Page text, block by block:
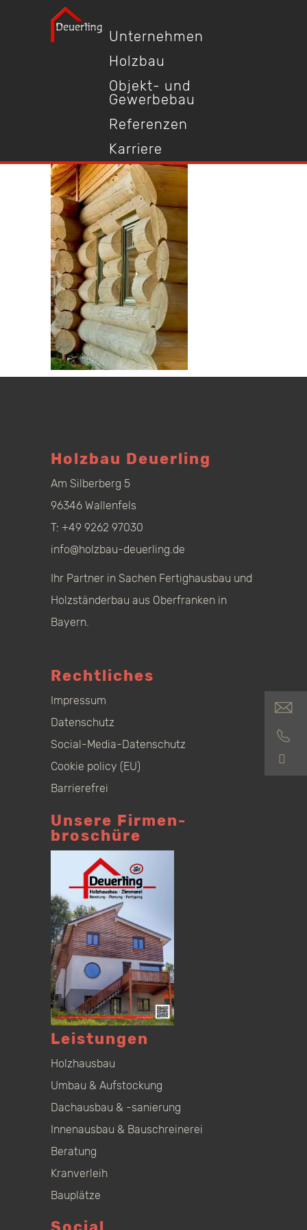
Unternehmen
Holzbau
Objekt- und
Gewerbebau
Referenzen
Karriere
Holzbau Deuerling
Am Silberberg 5
96346 Wallenfels
T: +49 9262 97030
info@holzbau-deuerling.de
Ihr Partner in Sachen Fertighausbau und
Holzständerbau aus Oberfranken in
Bayern.
Rechtliches
Impressum
Datenschutz
Social-Media-Datenschutz
Cookie policy (EU)
Barrierefrei
Unsere Firmen­
broschüre
Leistungen
Holzhausbau
Umbau & Aufstockung
Dachausbau & -sanierung
Innenausbau & Bauschreinerei
Beratung
Kranverleih
Bauplätze